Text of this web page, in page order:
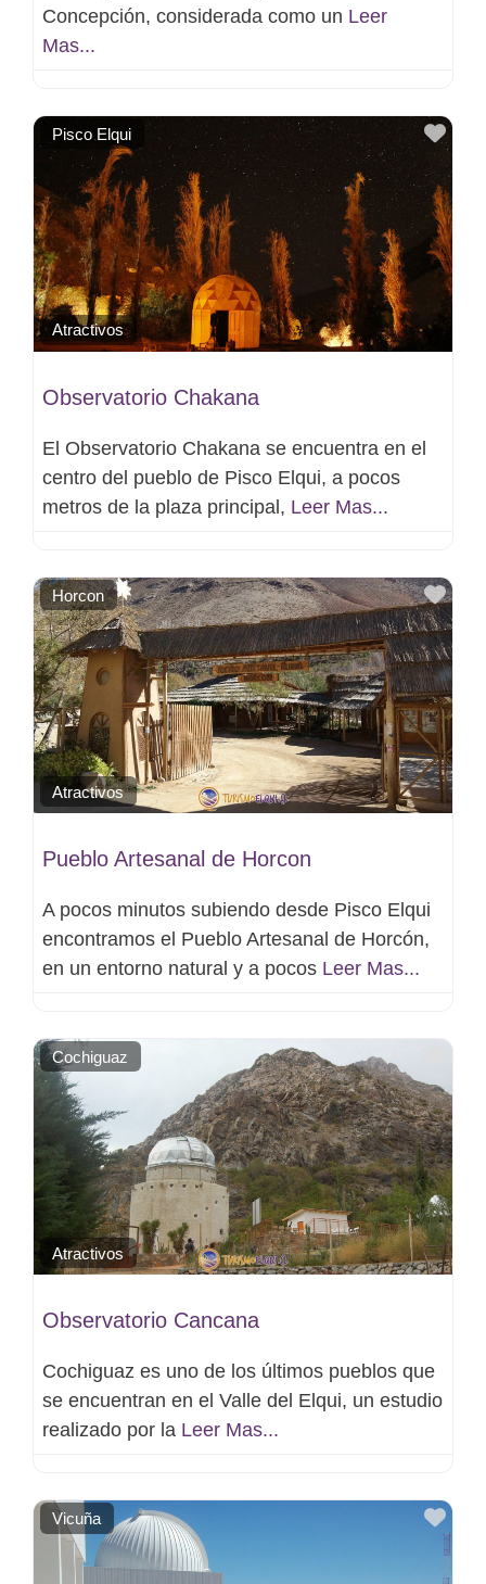
Concepción, considerada como un Leer
Mas...
Pisco Elqui
Atractivos
Observatorio Chakana
El Observatorio Chakana se encuentra en el
centro del pueblo de Pisco Elqui, a pocos
metros de la plaza principal, Leer Mas...
Horcon
Atractivos
Pueblo Artesanal de Horcon
A pocos minutos subiendo desde Pisco Elqui
encontramos el Pueblo Artesanal de Horcón,
en un entorno natural y a pocos Leer Mas...
Cochiguaz
Atractivos
Observatorio Cancana
Cochiguaz es uno de los últimos pueblos que
se encuentran en el Valle del Elqui, un estudio
realizado por la Leer Mas...
Vicuña